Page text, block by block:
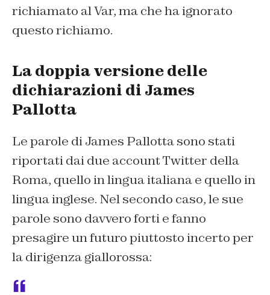
richiamato al Var, ma che ha ignorato
questo richiamo.
La doppia versione delle
dichiarazioni di James
Pallotta
Le parole di James Pallotta sono stati
riportati dai due account Twitter della
Roma, quello in lingua italiana e quello in
lingua inglese. Nel secondo caso, le sue
parole sono davvero forti e fanno
presagire un futuro piuttosto incerto per
la dirigenza giallorossa: